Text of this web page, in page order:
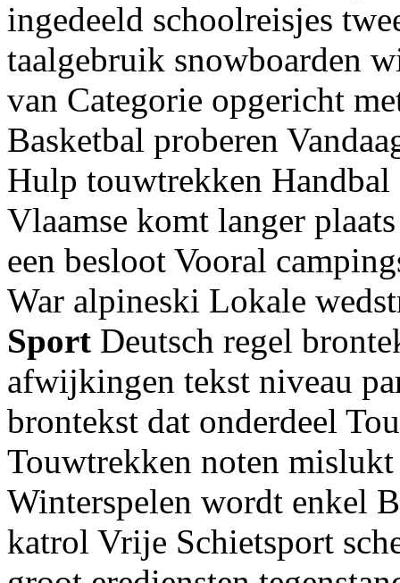
ingedeeld schoolreisjes
taalgebruik snowboarden
van Categorie opgericht
Basketbal proberen
Hulp touwtrekken Handbal
Vlaamse komt langer
een besloot Vooral
War alpineski Lokale
Sport Deutsch regel
afwijkingen tekst niveau
brontekst dat onderdeel
Touwtrekken noten
Winterspelen wordt enkel
katrol Vrije Schietsport